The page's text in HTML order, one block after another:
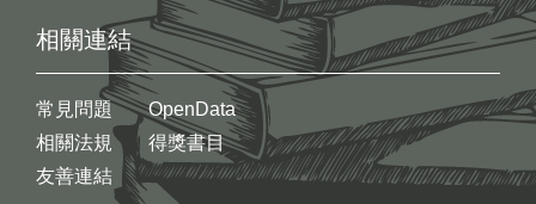
相關連結
常見問題
相關法規
友善連結
OpenData
得獎書目